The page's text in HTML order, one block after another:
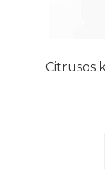
Citrusos